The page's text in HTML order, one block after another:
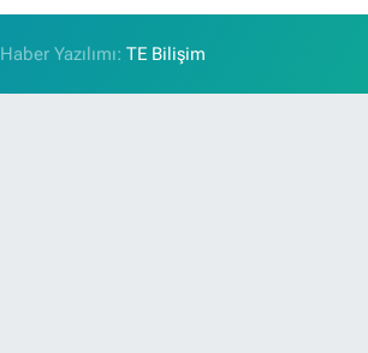
Haber Yazılımı:TE Bilişim